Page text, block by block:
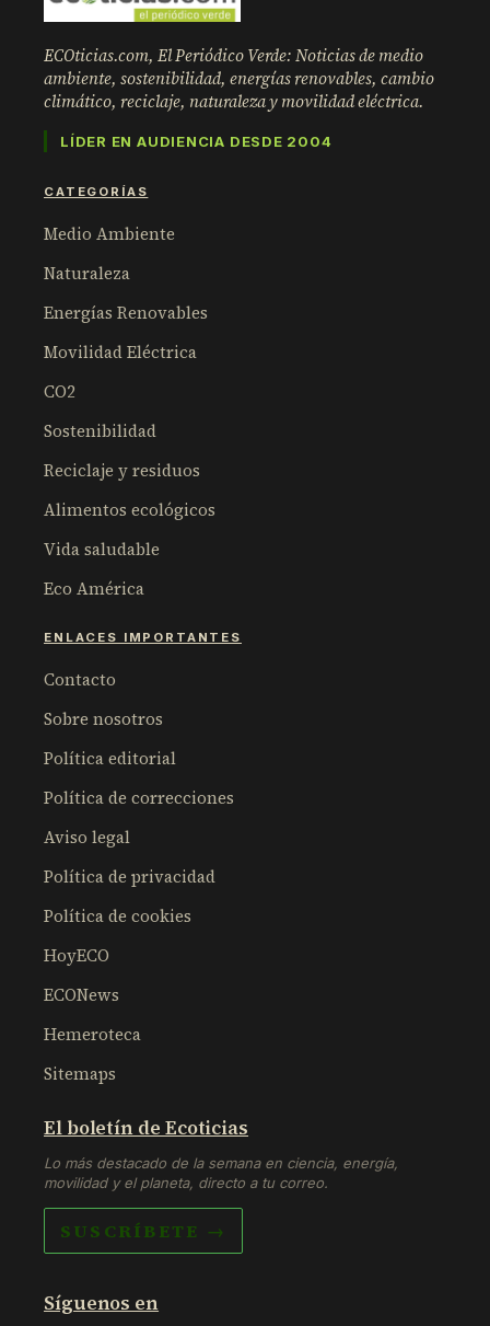
ECOticias.com, El Periódico Verde: Noticias de medio
ambiente, sostenibilidad, energías renovables, cambio
climático, reciclaje, naturaleza y movilidad eléctrica.
LÍDER EN AUDIENCIA DESDE 2004
CATEGORÍAS
Medio Ambiente
Naturaleza
Energías Renovables
Movilidad Eléctrica
CO2
Sostenibilidad
Reciclaje y residuos
Alimentos ecológicos
Vida saludable
Eco América
ENLACES IMPORTANTES
Contacto
Sobre nosotros
Política editorial
Política de correcciones
Aviso legal
Política de privacidad
Política de cookies
HoyECO
ECONews
Hemeroteca
Sitemaps
El boletín de Ecoticias
Lo más destacado de la semana en ciencia, energía,
movilidad y el planeta, directo a tu correo.
SUSCRÍBETE →
Síguenos en